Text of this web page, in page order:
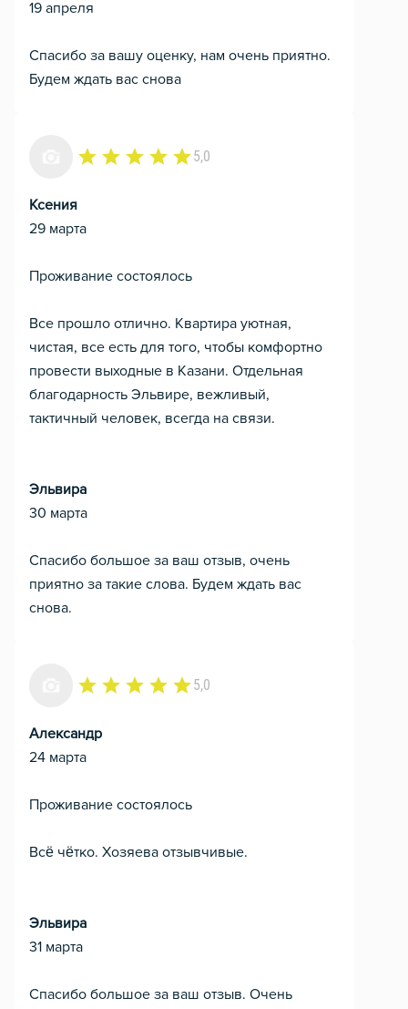
19 апреля
Спасибо за вашу оценку, нам очень приятно.
Будем ждать вас снова
5,0
Ксения
29 марта
Проживание состоялось
Все прошло отлично. Квартира уютная,
чистая, все есть для того, чтобы комфортно
провести выходные в Казани. Отдельная
благодарность Эльвире, вежливый,
тактичный человек, всегда на связи.
Эльвира
30 марта
Спасибо большое за ваш отзыв, очень
приятно за такие слова. Будем ждать вас
снова.
5,0
Александр
24 марта
Проживание состоялось
Всё чётко. Хозяева отзывчивые.
Эльвира
31 марта
Спасибо большое за ваш отзыв. Очень